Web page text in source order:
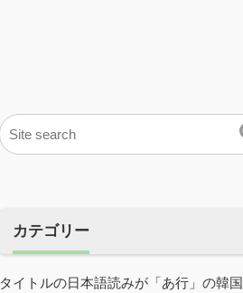
カテゴリー
タイトルの日本語読みが「あ行」の韓国